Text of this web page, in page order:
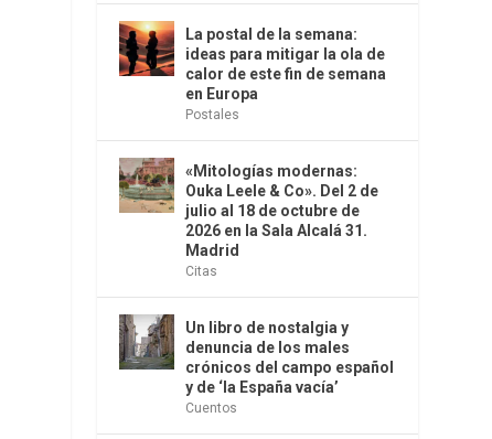
La postal de la semana:
ideas para mitigar la ola de
calor de este fin de semana
en Europa
Postales
«Mitologías modernas:
Ouka Leele & Co». Del 2 de
julio al 18 de octubre de
2026 en la Sala Alcalá 31.
Madrid
Citas
Un libro de nostalgia y
denuncia de los males
crónicos del campo español
y de ‘la España vacía’
Cuentos